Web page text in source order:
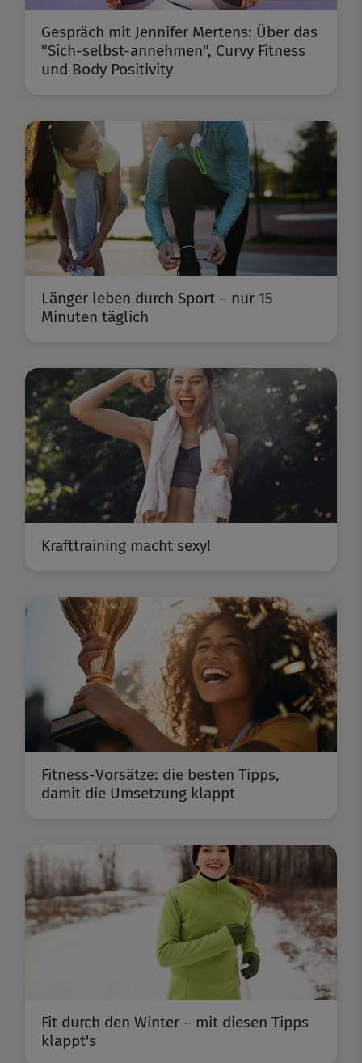
Gespräch mit Jennifer Mertens: Über das
"Sich-selbst-annehmen", Curvy Fitness
und Body Positivity
Länger leben durch Sport – nur 15
Minuten täglich
Krafttraining macht sexy!
Fitness-Vorsätze: die besten Tipps,
damit die Umsetzung klappt
Fit durch den Winter – mit diesen Tipps
klappt's